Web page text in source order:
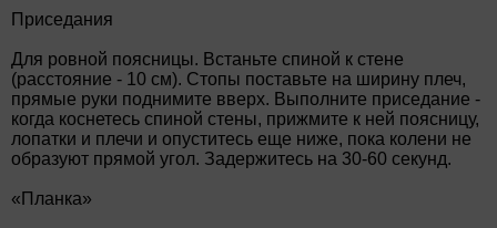
Приседания
Для ровной поясницы. Встаньте спиной к стене
(расстояние - 10 см). Стопы поставьте на ширину плеч,
прямые руки поднимите вверх. Выполните приседание -
когда коснетесь спиной стены, прижмите к ней поясницу,
лопатки и плечи и опуститесь еще ниже, пока колени не
образуют прямой угол. Задержитесь на 30-60 секунд.
«Планка»